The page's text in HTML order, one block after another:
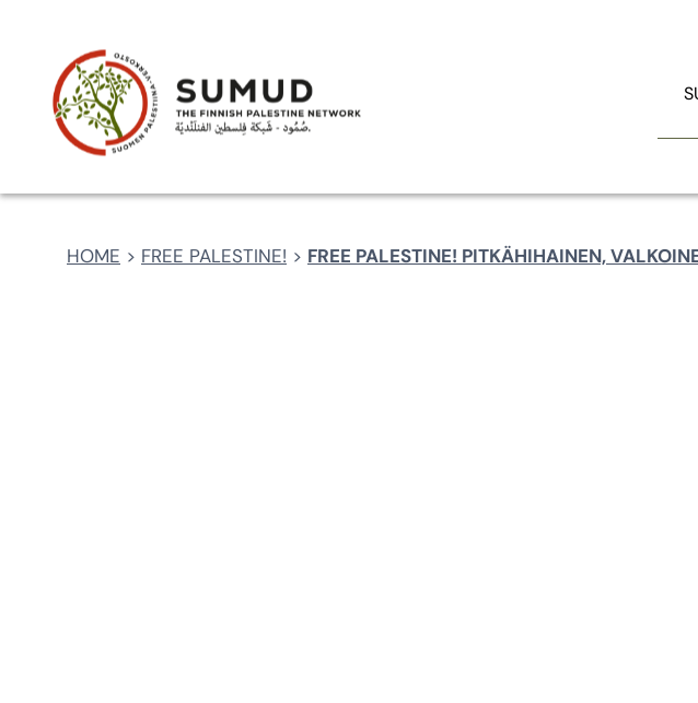
content
HOME > FREE PALESTINE! > FREE PALESTINE! PITKÄHIHAINEN,